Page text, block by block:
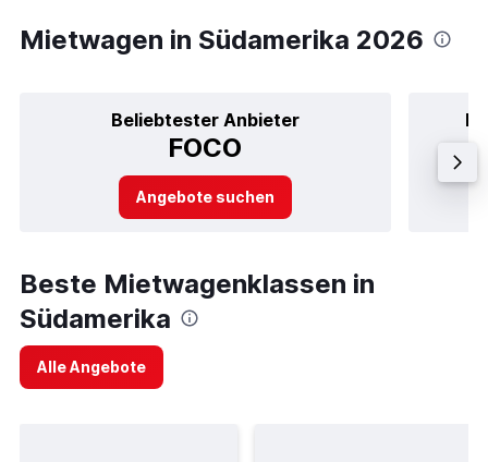
Mietwagen in Südamerika 2026
Beliebtester Anbieter
FOCO
Angebote suchen
Beste Mietwagenklassen in
Südamerika
Alle Angebote